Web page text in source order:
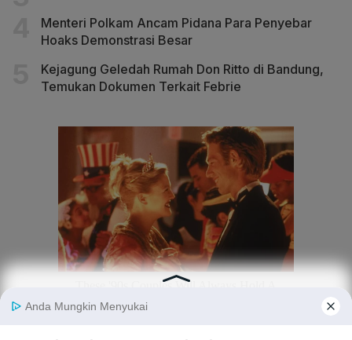
Menteri Polkam Ancam Pidana Para Penyebar
Hoaks Demonstrasi Besar
Kejagung Geledah Rumah Don Ritto di Bandung,
Temukan Dokumen Terkait Febrie